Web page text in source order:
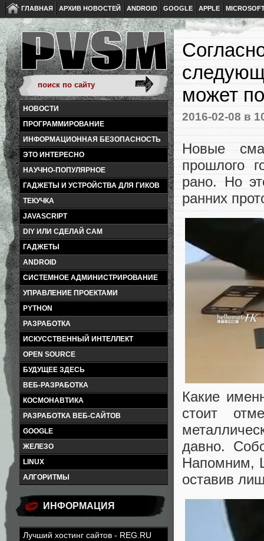
ГЛАВНАЯ АРХИВ НОВОСТЕЙ ANDROID GOOGLE APPLE
НОВОСТИ
ПРОГРАММИРОВАНИЕ
ИНФОРМАЦИОННАЯ БЕЗОПАСНОСТЬ
ЭТО ИНТЕРЕСНО
НАУЧНО-ПОПУЛЯРНОЕ
ГАДЖЕТЫ И УСТРОЙСТВА ДЛЯ ГИКОВ
ТЕКУЧКА
JAVASCRIPT
DIY ИЛИ СДЕЛАЙ САМ
ГАДЖЕТЫ
ANDROID
СИСТЕМНОЕ АДМИНИСТРИРОВАНИЕ
УПРАВЛЕНИЕ ПРОЕКТАМИ
PYTHON
РАЗРАБОТКА
ИСКУССТВЕННЫЙ ИНТЕЛЛЕКТ
OPEN SOURCE
БУДУЩЕЕ ЗДЕСЬ
ВЕБ-РАЗРАБОТКА
КОСМОНАВТИКА
РАЗРАБОТКА ВЕБ-САЙТОВ
GOOGLE
ЖЕЛЕЗО
LINUX
АЛГОРИТМЫ
ИНФОРМАЦИЯ
Лучший хостинг сайтов - REG.RU
может
2016-02-08 в
Новые
прошлого
рано. Но
ранних
Какие
стоит
давно.
Напомним,
оставив